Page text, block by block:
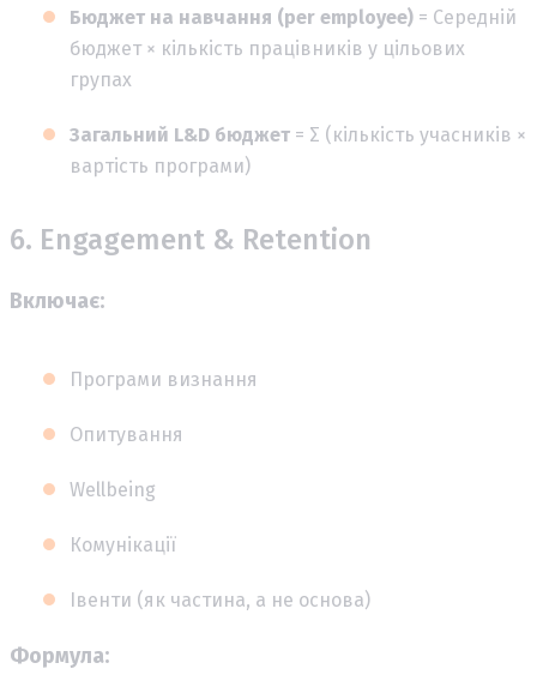
Бюджет на навчання (per employee) = Середній
бюджет × кількість працівників у цільових
групах
Загальний L&D бюджет = Σ (кількість учасників ×
вартість програми)
6. Engagement & Retention
Включає:
Програми визнання
Опитування
Wellbeing
Комунікації
Івенти (як частина, а не основа)
Формула: